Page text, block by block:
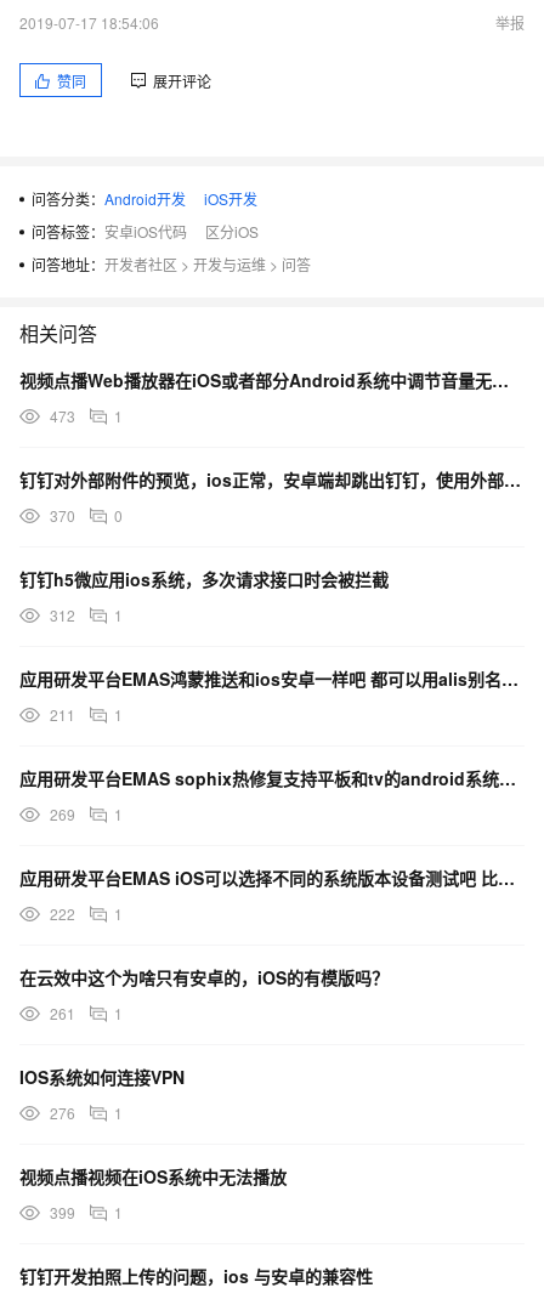
2019-07-17 18:54:06
举报
赞同 展开评论
问答分类： Android开发
iOS开发
问答标签： 安卓iOS代码
区分iOS
问答地址： 开发者社区 > 开发与运维 > 问答
相关问答
视频点播Web播放器在iOS或者部分Android系统中调节音量无效问题
473 1
钉钉对外部附件的预览，ios正常，安卓端却跳出钉钉，使用外部浏览器
370 0
钉钉h5微应用ios系统，多次请求接口时会被拦截
312 1
应用研发平台EMAS鸿蒙推送和ios安卓一样吧 都可以用alis别名推送吧？
211 1
应用研发平台EMAS sophix热修复支持平板和tv的android系统吗？
269 1
应用研发平台EMAS iOS可以选择不同的系统版本设备测试吧 比如iOS12可以吧？
222 1
在云效中这个为啥只有安卓的，iOS的有模版吗？
261 1
IOS系统如何连接VPN
276 1
视频点播视频在iOS系统中无法播放
399 1
钉钉开发拍照上传的问题，ios 与安卓的兼容性